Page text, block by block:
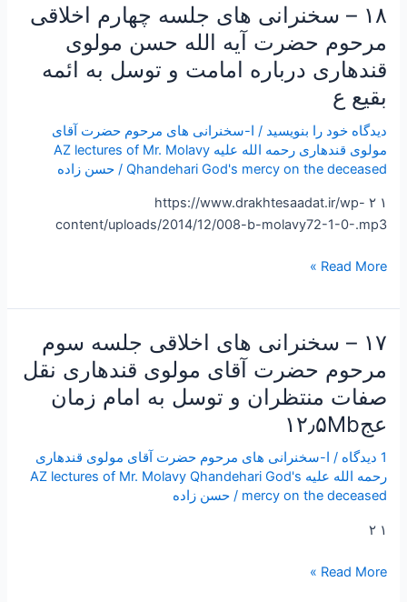
۱۸ – سخنرانی های جلسه چهارم اخلاقی
مرحوم حضرت آیه الله حسن مولوی
قندهاری درباره امامت و توسل به ائمه
بقیع ع
دیدگاه‌ خود را بنویسید / ا-سخنرانی های مرحوم حضرت آقای
مولوی قندهاری رحمه الله علیه AZ lectures of Mr. Molavy
Qhandehari God's mercy on the deceased
/حسن زاده
۱ ۲ https://www.drakhtesaadat.ir/wp-
content/uploads/2014/12/008-b-molavy72-1-0-.mp3
۱۸
سخنرانی
های
جلسه
چهارم
اخلاقی
مرحوم
آیه
الله
مولوی
امامت
توسل
به
ائمه
بقیع
Read More »
۱۷ – سخنرانی های اخلاقی جلسه سوم
مرحوم حضرت آقای مولوی قندهاری نقل
صفات منتظران و توسل به امام زمان
عج۱۲٫۵Mb
1 دیدگاه / ا-سخنرانی های مرحوم حضرت آقای مولوی قندهاری
رحمه الله علیه AZ lectures of Mr. Molavy Qhandehari God's
mercy on the deceased
/حسن زاده
۱ ۲
۱۷
سخنرانی
های
اخلاقی
جلسه
مرحوم
آقای
قندهاری
Read More »